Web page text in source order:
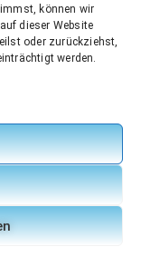
können wir
dieser Website
oder zurückziehst,
werden.